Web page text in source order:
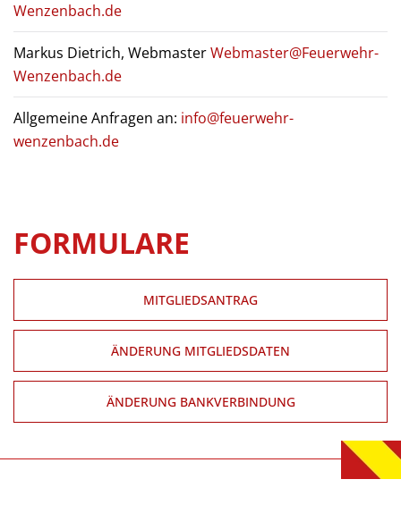
Wenzenbach.de
Markus Dietrich, WebmasterWebmaster@Feuerwehr-
Wenzenbach.de
Allgemeine Anfragen an: info@feuerwehr-
wenzenbach.de
FORMULARE
MITGLIEDSANTRAG
ÄNDERUNG MITGLIEDSDATEN
ÄNDERUNG BANKVERBINDUNG